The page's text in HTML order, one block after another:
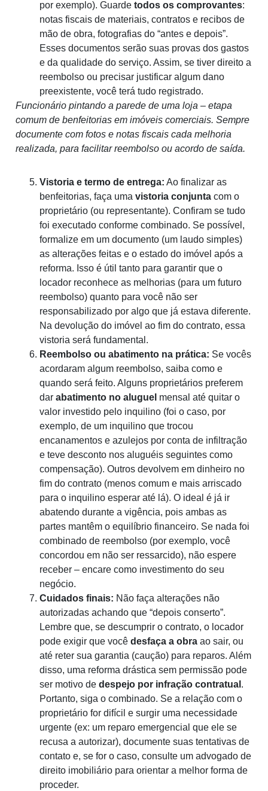
por exemplo). Guarde todos os comprovantes:
notas fiscais de materiais, contratos e recibos de
mão de obra, fotografias do “antes e depois”.
Esses documentos serão suas provas dos gastos
e da qualidade do serviço. Assim, se tiver direito a
reembolso ou precisar justificar algum dano
preexistente, você terá tudo registrado.
Funcionário pintando a parede de uma loja – etapa
comum de benfeitorias em imóveis comerciais. Sempre
documente com fotos e notas fiscais cada melhoria
realizada, para facilitar reembolso ou acordo de saída.
Vistoria e termo de entrega: Ao finalizar as
benfeitorias, faça uma vistoria conjunta com o
proprietário (ou representante). Confiram se tudo
foi executado conforme combinado. Se possível,
formalize em um documento (um laudo simples)
as alterações feitas e o estado do imóvel após a
reforma. Isso é útil tanto para garantir que o
locador reconhece as melhorias (para um futuro
reembolso) quanto para você não ser
responsabilizado por algo que já estava diferente.
Na devolução do imóvel ao fim do contrato, essa
vistoria será fundamental.
Reembolso ou abatimento na prática: Se vocês
acordaram algum reembolso, saiba como e
quando será feito. Alguns proprietários preferem
dar abatimento no aluguel mensal até quitar o
valor investido pelo inquilino (foi o caso, por
exemplo, de um inquilino que trocou
encanamentos e azulejos por conta de infiltração
e teve desconto nos aluguéis seguintes como
compensação). Outros devolvem em dinheiro no
fim do contrato (menos comum e mais arriscado
para o inquilino esperar até lá). O ideal é já ir
abatendo durante a vigência, pois ambas as
partes mantêm o equilíbrio financeiro. Se nada foi
combinado de reembolso (por exemplo, você
concordou em não ser ressarcido), não espere
receber – encare como investimento do seu
negócio.
Cuidados finais: Não faça alterações não
autorizadas achando que “depois conserto”.
Lembre que, se descumprir o contrato, o locador
pode exigir que você desfaça a obra ao sair, ou
até reter sua garantia (caução) para reparos. Além
disso, uma reforma drástica sem permissão pode
ser motivo de despejo por infração contratual .
Portanto, siga o combinado. Se a relação com o
proprietário for difícil e surgir uma necessidade
urgente (ex: um reparo emergencial que ele se
recusa a autorizar), documente suas tentativas de
contato e, se for o caso, consulte um advogado de
direito imobiliário para orientar a melhor forma de
proceder.